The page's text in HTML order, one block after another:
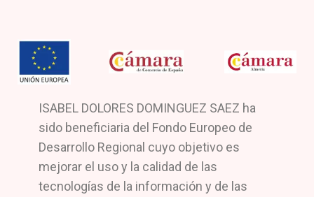
ISABEL DOLORES DOMINGUEZ SAEZ ha
sido beneficiaria del Fondo Europeo de
Desarrollo Regional cuyo objetivo es
mejorar el uso y la calidad de las
tecnologías de la información y de las